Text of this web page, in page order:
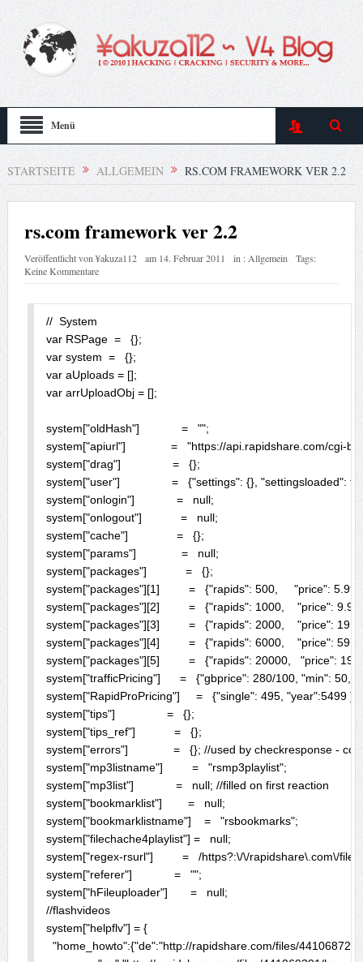
Menü
STARTSEITE ALLGEMEIN RS.COM FRAMEWORK VER 2.2
rs.com framework ver 2.2
Veröffentlicht von¥akuza112 am 14. Februar 2011 in : Allgemein
Tags:
Keine Kommentare
//  System
var RSPage  =   {};
var system  =   {};
var aUploads = [];
var arrUploadObj = [];
system["oldHash"]             =   "";
system["apiurl"]              =   "https://api.rapidshare.com/cgi-
system["drag"]                =   {};
system["user"]                =   {"settings": {}, "settingsloaded":
system["onlogin"]             =   null;
system["onlogout"]            =   null;
system["cache"]               =   {};
system["params"]              =   null;
system["packages"]            =   {};
system["packages"][1]         =   {"rapids": 500,     "price":
system["packages"][2]         =   {"rapids": 1000,    "price":
system["packages"][3]         =   {"rapids": 2000,    "price":
system["packages"][4]         =   {"rapids": 6000,    "price":
system["packages"][5]         =   {"rapids": 20000,   "price":
system["trafficPricing"]      =   {"gbprice": 280/100, "min": 50,
system["RapidProPricing"]     =   {"single": 495, "year":5499 };
system["tips"]                =   {};
system["tips_ref"]            =   {};
system["errors"]              =   {}; //used by checkresponse -
system["mp3listname"]         =   "rsmp3playlist";
system["mp3list"]             =   null; //filled on first reaction
system["bookmarklist"]        =   null;
system["bookmarklistname"]    =   "rsbookmarks";
system["filechache4playlist"] =   null;
system["regex-rsurl"]         =   /https?:\/\/rapidshare\.com\/
system["referer"]             =   "";
system["hFileuploader"]       =   null;
//flashvideos
system["helpflv"] = {
"home_howto":{"de":"http://rapidshare.com/files/